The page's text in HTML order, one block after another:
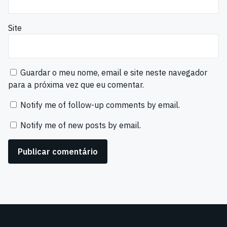
Site
Guardar o meu nome, email e site neste navegador
para a próxima vez que eu comentar.
Notify me of follow-up comments by email.
Notify me of new posts by email.